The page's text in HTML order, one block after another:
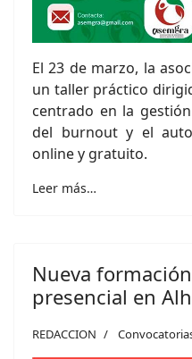
El 23 de marzo, la
un taller práctico
centrado en la
del burnout y el
online y gratuito.
Leer más…
Nueva
presencial en
REDACCION